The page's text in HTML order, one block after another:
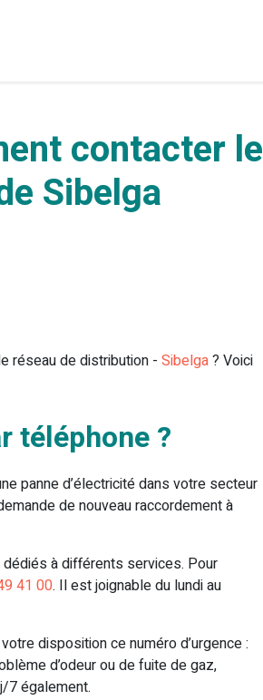
contacter le
Sibelga
réseau de distribution - Sibelga? Voici
téléphone ?
panne d’électricité dans votre secteur
de nouveau raccordement à
à différents services. Pour
41 00. Il est joignable du lundi au
disposition ce numéro d’urgence :
d’odeur ou de fuite de gaz,
7 également.